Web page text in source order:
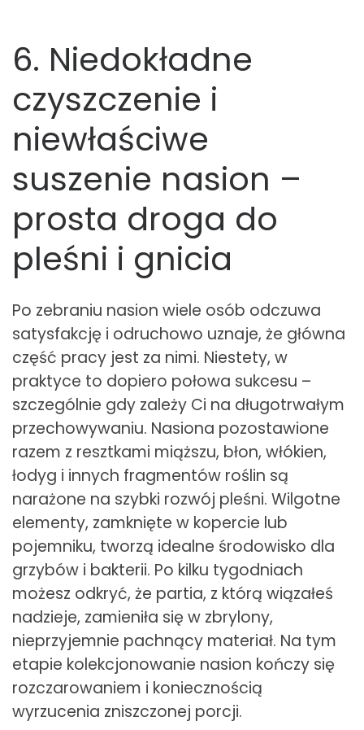
6. Niedokładne
czyszczenie i
niewłaściwe
suszenie nasion –
prosta droga do
pleśni i gnicia
Po zebraniu nasion wiele osób odczuwa
satysfakcję i odruchowo uznaje, że główna
część pracy jest za nimi. Niestety, w
praktyce to dopiero połowa sukcesu –
szczególnie gdy zależy Ci na długotrwałym
przechowywaniu. Nasiona pozostawione
razem z resztkami miąższu, błon, włókien,
łodyg i innych fragmentów roślin są
narażone na szybki rozwój pleśni. Wilgotne
elementy, zamknięte w kopercie lub
pojemniku, tworzą idealne środowisko dla
grzybów i bakterii. Po kilku tygodniach
możesz odkryć, że partia, z którą wiązałeś
nadzieje, zamieniła się w zbrylony,
nieprzyjemnie pachnący materiał. Na tym
etapie kolekcjonowanie nasion kończy się
rozczarowaniem i koniecznością
wyrzucenia zniszczonej porcji.